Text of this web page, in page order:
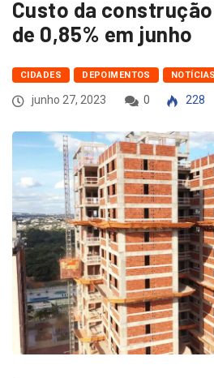
Custo da
de 0,85% em junho
CIDADES DEPOIMENTOS NOTÍCIAS
junho 27, 2023
0 228